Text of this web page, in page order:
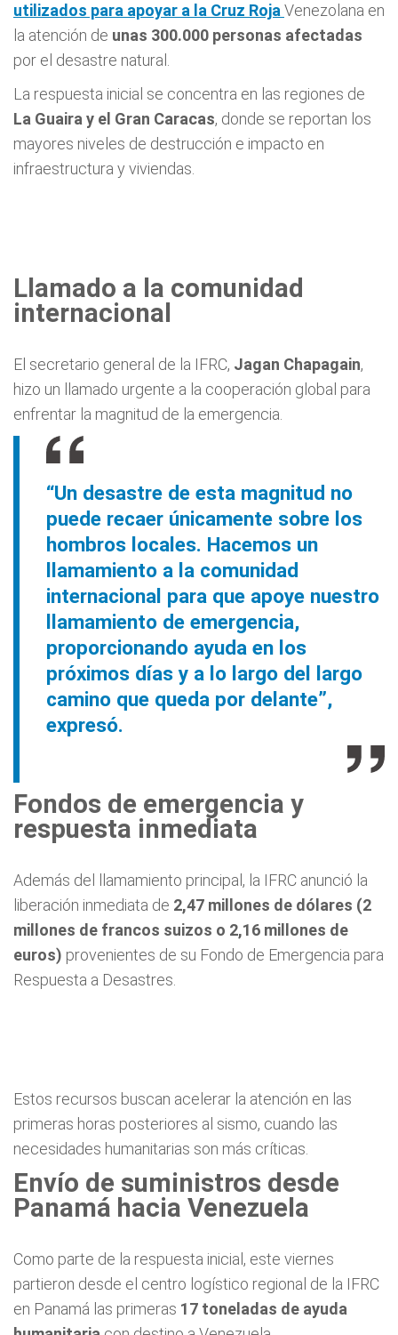
utilizados para apoyar a la Cruz Roja Venezolana en
la atención de unas 300.000 personas afectadas
por el desastre natural.
La respuesta inicial se concentra en las regiones de
La Guaira y el Gran Caracas, donde se reportan los
mayores niveles de destrucción e impacto en
infraestructura y viviendas.
Llamado a la comunidad
internacional
El secretario general de la IFRC, Jagan Chapagain,
hizo un llamado urgente a la cooperación global para
enfrentar la magnitud de la emergencia.
“Un desastre de esta magnitud no
puede recaer únicamente sobre los
hombros locales. Hacemos un
llamamiento a la comunidad
internacional para que apoye nuestro
llamamiento de emergencia,
proporcionando ayuda en los
próximos días y a lo largo del largo
camino que queda por delante”,
expresó.
Fondos de emergencia y
respuesta inmediata
Además del llamamiento principal, la IFRC anunció la
liberación inmediata de 2,47 millones de dólares (2
millones de francos suizos o 2,16 millones de
euros) provenientes de su Fondo de Emergencia para
Respuesta a Desastres.
Estos recursos buscan acelerar la atención en las
primeras horas posteriores al sismo, cuando las
necesidades humanitarias son más críticas.
Envío de suministros desde
Panamá hacia Venezuela
Como parte de la respuesta inicial, este viernes
partieron desde el centro logístico regional de la IFRC
en Panamá las primeras 17 toneladas de ayuda